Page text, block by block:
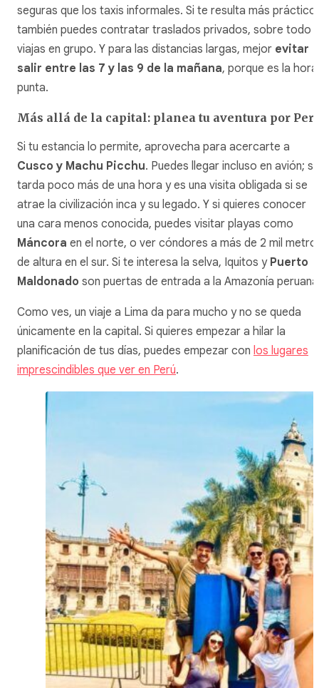
seguras que los taxis informales. Si te resulta más práctico,
también puedes contratar traslados privados, sobre todo
viajas en grupo. Y para las distancias largas, mejor evitar
salir entre las 7 y las 9 de la mañana, porque es la hora
punta.
Más allá de la capital: planea tu aventura por
Si tu estancia lo permite, aprovecha para acercarte a
Cusco y Machu Picchu. Puedes llegar incluso en avión; se
tarda poco más de una hora y es una visita obligada si se
atrae la civilización inca y su legado. Y si quieres conocer
una cara menos conocida, puedes visitar playas como
Máncora en el norte, o ver cóndores a más de 2 mil
de altura en el sur. Si te interesa la selva, Iquitos y Puerto
Maldonado son puertas de entrada a la Amazonía
Como ves, un viaje a Lima da para mucho y no se queda
únicamente en la capital. Si quieres empezar a hilar la
planificación de tus días, puedes empezar con los lugares
imprescindibles que ver en Perú.